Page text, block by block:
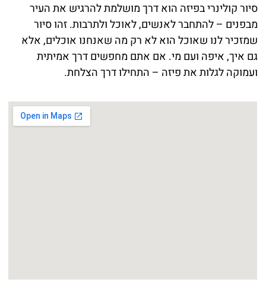
סיור קולינרי בפיזה הוא דרך מושלמת להרגיש את העיר
מבפנים – להתחבר לאנשים, לאוכל ולתרבות. זהו סיור
שמזכיר לנו שאוכל הוא לא רק מה שאנחנו אוכלים, אלא
גם איך, איפה ועם מי. אם אתם מחפשים דרך אמיתית
ועמוקה לגלות את פיזה – התחילו דרך הצלחת.